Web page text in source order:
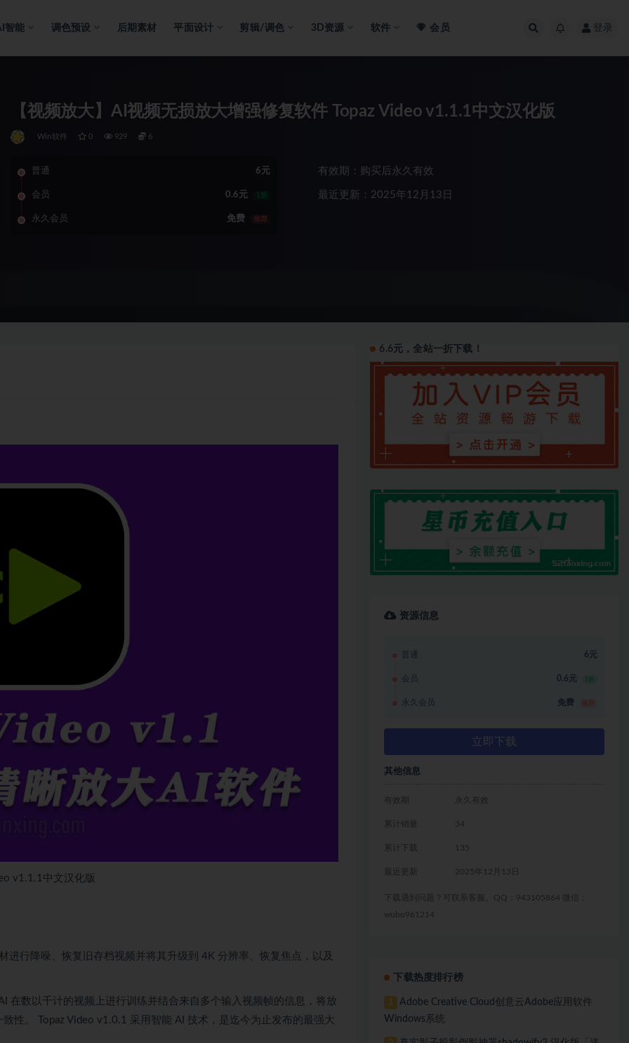
智能 调色预设 后期素材 平面设计 剪辑/调色 3D资源 软件 会员 登录
【视频放大】AI视频无损放大增强修复软件 Topaz Video v1.1.1中文汉化版
Win软件 0 929 6
普通 6元
会员 0.6元 1折
永久会员 免费 推荐
有效期：购买后永久有效
最近更新：2025年12月13日
v1.1.1中文汉化版
进行降噪、恢复旧存档视频并将其升级到 4K 分辨率、恢复焦点，以及
在数以千计的视频上进行训练并结合来自多个输入视频帧的信息，将放
性。 Topaz Video v1.0.1 采用智能 AI 技术，是迄今为止发布的最强大
6.6元，全站一折下载！
资源信息
普通 6元
会员 0.6元 1折
永久会员 免费
立即下载
其他信息
有效期 永久有效
累计销量 34
累计下载 135
最近更新 2025年12月13日
下载遇到问题？可联系客服。QQ：943105864 微信：
wubo961214
下载热度排行榜
1
Adobe Creative Cloud创意云Adobe应用软件
Windows系统